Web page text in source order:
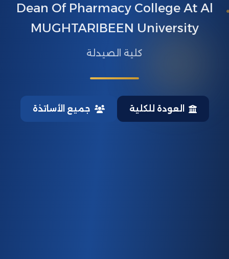
Dean Of Pharmacy College At Al
MUGHTARIBEEN University
كلية الصيدلة
العودة للكلية جميع الأساتذة